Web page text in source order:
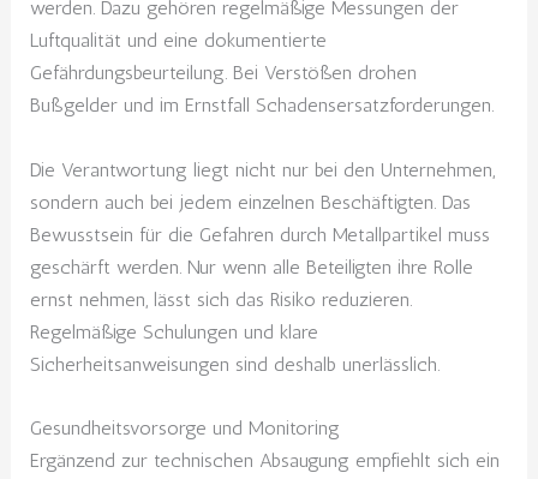
werden. Dazu gehören regelmäßige Messungen der
Luftqualität und eine dokumentierte
Gefährdungsbeurteilung. Bei Verstößen drohen
Bußgelder und im Ernstfall Schadensersatzforderungen.
Die Verantwortung liegt nicht nur bei den Unternehmen,
sondern auch bei jedem einzelnen Beschäftigten. Das
Bewusstsein für die Gefahren durch Metallpartikel muss
geschärft werden. Nur wenn alle Beteiligten ihre Rolle
ernst nehmen, lässt sich das Risiko reduzieren.
Regelmäßige Schulungen und klare
Sicherheitsanweisungen sind deshalb unerlässlich.
Gesundheitsvorsorge und Monitoring
Ergänzend zur technischen Absaugung empfiehlt sich ein